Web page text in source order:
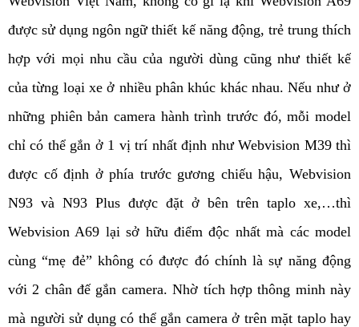
được sử dụng ngôn ngữ thiết kế năng động, trẻ trung thích
hợp với mọi nhu cầu của người dùng cũng như thiết kế
của từng loại xe ở nhiều phân khúc khác nhau. Nếu như ở
những phiên bản camera hành trình trước đó, mỗi model
chỉ có thể gắn ở 1 vị trí nhất định như Webvision M39 thì
được cố định ở phía trước gương chiếu hậu, Webvision
N93 và N93 Plus được đặt ở bên trên taplo xe,…thì
Webvision A69 lại sở hữu điểm độc nhất mà các model
cùng “mẹ đẻ” không có được đó chính là sự năng động
với 2 chân đế gắn camera. Nhờ tích hợp thông minh này
mà người sử dụng có thể gắn camera ở trên mặt taplo hay